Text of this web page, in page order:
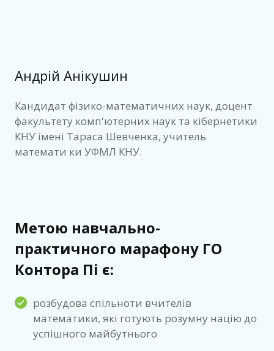
Андрій Анікушин
Кандидат фізико-математичних наук, доцент
факультету комп'ютерних наук та кібернетики
КНУ імені Тараса Шевченка, учитель
математи ки УФМЛ КНУ.
Метою навчально-
практичного марафону ГО
Контора Пі є:
розбудова спільноти вчителів
математики, які готують розумну націю до
успішного майбутнього